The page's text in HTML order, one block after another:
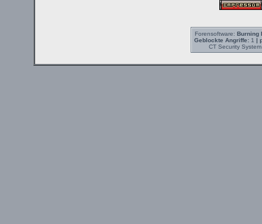
Forensoftware: Burning
Geblockte Angriffe:1 |
CT Security